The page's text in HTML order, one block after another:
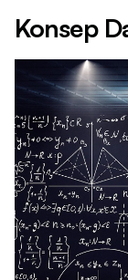
Konsep